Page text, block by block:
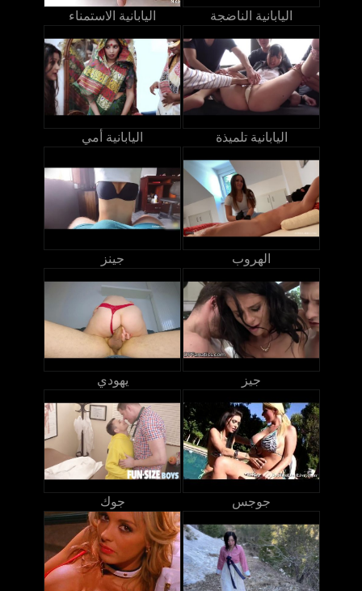
اليابانية الاستمناء اليابانية الناضجة
اليابانية أمي اليابانية تلميذة
جينز الهروب
يهودي جيز
جوك جوجس